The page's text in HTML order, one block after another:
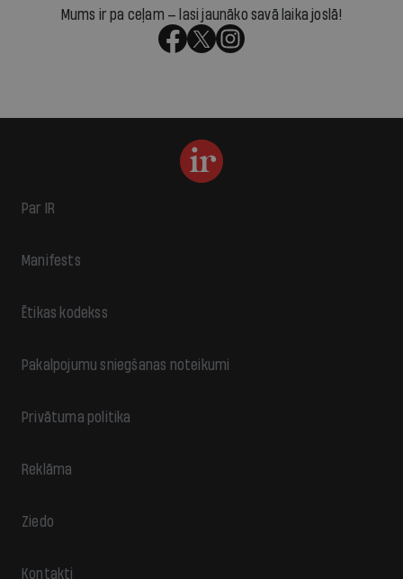
Mums ir pa ceļam — lasi jaunāko savā laika joslā!
Par IR
Manifests
Ētikas kodekss
Pakalpojumu sniegšanas noteikumi
Privātuma politika
Reklāma
Ziedo
Kontakti